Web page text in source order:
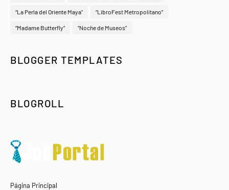
“La Perla del Oriente Maya" “LibroFest Metropolitano”
“Madame Butterfly” “Noche de Museos”
BLOGGER TEMPLATES
BLOGROLL
Página Principal